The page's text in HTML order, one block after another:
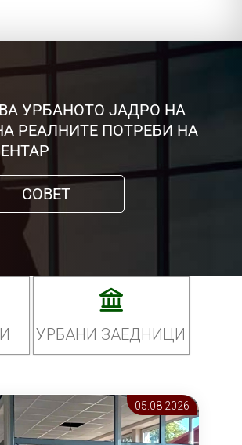
УРБАНОТО ЈАДРО НА
РЕАЛНИТЕ ПОТРЕБИ НА
СОВЕТ
УРБАНИ ЗАЕДНИЦИ
05.08 2026